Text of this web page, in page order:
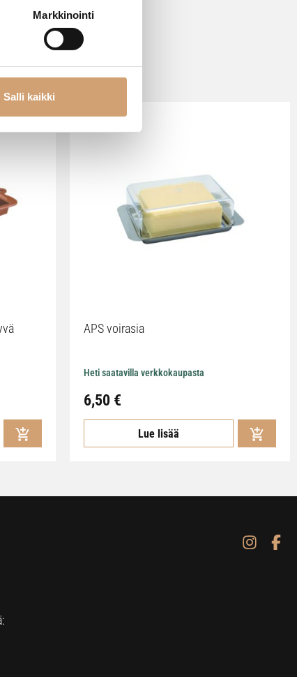
Markkinointi
Salli kaikki
APS voirasia
Heti saatavilla verkkokaupasta
6,50 €
Lue lisää